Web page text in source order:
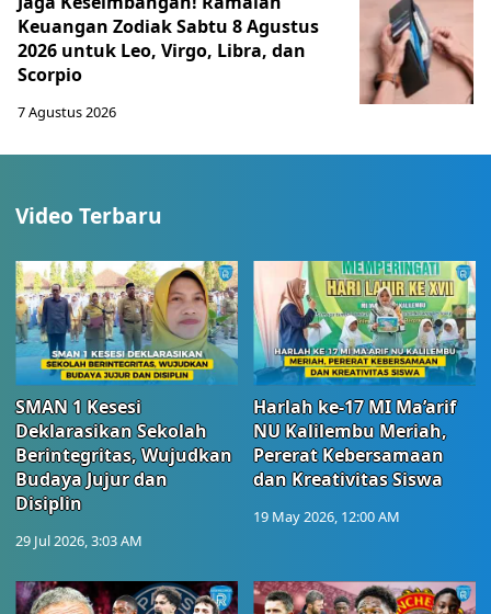
Keuangan Zodiak Sabtu 8 Agustus
2026 untuk Leo, Virgo, Libra, dan
Scorpio
7 Agustus 2026
Video Terbaru
SMAN 1 Kesesi
Deklarasikan Sekolah
Berintegritas, Wujudkan
Budaya Jujur dan
Disiplin
29 Jul 2026, 3:03 AM
Harlah ke-17 MI Ma’arif
NU Kalilembu Meriah,
Pererat Kebersamaan
dan Kreativitas Siswa
19 May 2026, 12:00 AM